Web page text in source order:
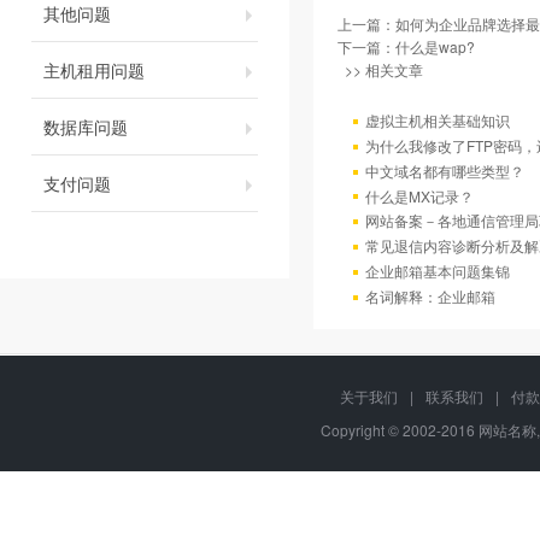
其他问题
主机租用问题
数据库问题
支付问题
上一篇： 如何为企业品牌选择
下一篇： 什么是wap?
>> 相关文章
虚拟主机相关基础知识
为什么我修改了FTP密码
中文域名都有哪些类型？
什么是MX记录？
网站备案－各地通信管理
常见退信内容诊断分析及
企业邮箱基本问题集锦
名词解释：企业邮箱
关于我们 | 联系我们 |
付
Copyright © 2002-2016 网站名